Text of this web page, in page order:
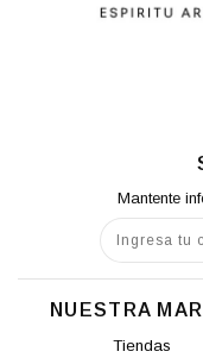
Mantente
NUESTRA
Tiendas